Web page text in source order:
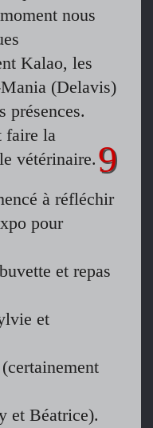
nous
Kalao, les
(Delavis)
présences.
faire la
vétérinaire.
à réfléchir
pour
et repas
et
et Béatrice).